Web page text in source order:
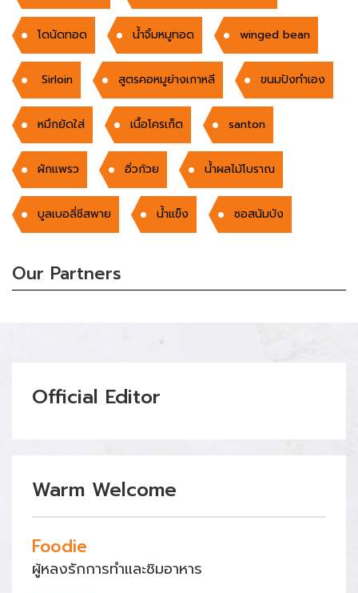
โดนัดทอด น้ำจิ้มหมูทอด winged bean
Sirloin สูตรคอหมูย่างเกาหลี ขนมปังทำเอง
หมึกยัดใส่ เนื้อโครเก็ต santon
ผักแพรว อิ่วก้วย น้ำผลไม้โบราณ
บูลเบอลี่ชีสพาย น้ำแข็ง ซอสนัมบัง
Our Partners
Official Editor
Warm Welcome
Foodie
ผู้หลงรักการทำและชิมอาหาร